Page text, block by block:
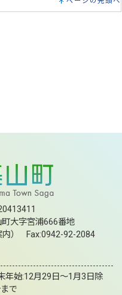
大字宮浦666番地
内） Fax:0942-92-2084
年始:12月29日～1月3日除
で